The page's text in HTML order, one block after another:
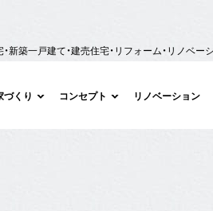
新築一戸建て・建売住宅・リフォーム・リノベ
づくり コンセプト リノベーション